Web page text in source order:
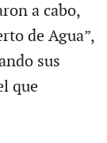
a cabo,
de Agua”,
sus
que